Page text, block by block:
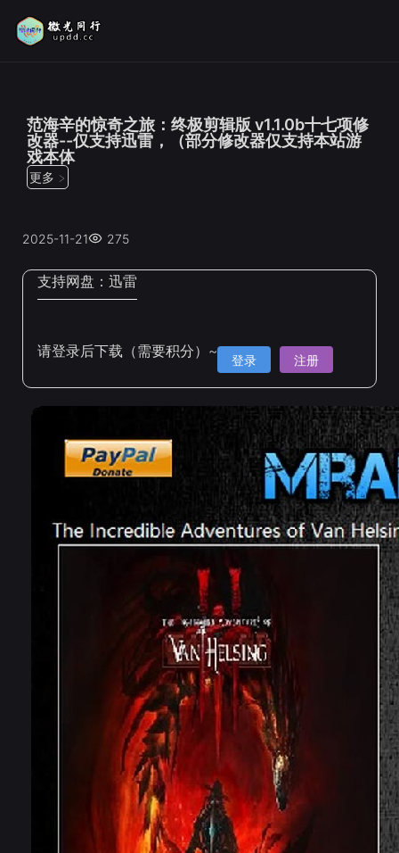
范海辛的惊奇之旅：终极剪辑版 v1.1.0b十七项修
改器--仅支持迅雷，（部分修改器仅支持本站游
戏本体
更多 >
2025-11-21 275
支持网盘： 迅雷
请登录后下载（需要积分）~ 登录 注册